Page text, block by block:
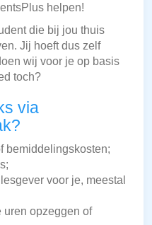
helpen!
die bij jou thuis
Jij hoeft dus zelf
wij voor je op basis
toch?
via
bemiddelingskosten;
voor je, meestal
uren opzeggen of